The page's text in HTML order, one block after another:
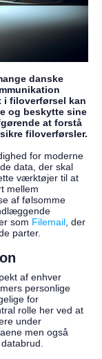
danske
i filoverførsel kan
og beskytte sine
at forstå
filoverførsler.
for moderne
data, der skal
værktøjer til at
mellem
af følsomme
som Filemail , der
parter.
af enhver
personlige
for
rolle her ved at
under
men også